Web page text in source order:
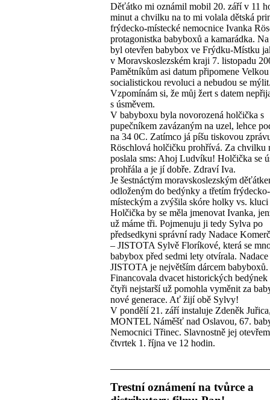
Děťátko mi oznámil mobil 20. září v 11
minut a chvilku na to mi volala dětská
frýdecko-místecké nemocnice Ivanka
protagonistka babyboxů a kamarádka.
byl otevřen babybox ve Frýdku-Místku
v Moravskoslezském kraji 7. listopadu
Pamětníkům asi datum připomene
socialistickou revoluci a nebudou se
Vzpomínám si, že můj žert s datem
s úsměvem.
V babyboxu byla novorozená holčička s
pupečníkem zavázaným na uzel, lehce
na 34 0C. Zatímco já píšu tiskovou
Röschlová holčičku prohřívá. Za chvilku
poslala sms: Ahoj Ludvíku! Holčička se
prohřála a je jí dobře. Zdraví Iva.
Je šestnáctým moravskoslezským
odloženým do bedýnky a třetím frýdecko-
místeckým a zvýšila skóre holky vs. kluci
Holčička by se měla jmenovat Ivanka,
už máme tři. Pojmenuju ji tedy Sylva po
předsedkyni správní rady Nadace
– JISTOTA Sylvě Floríkové, která se
babybox před sedmi lety otvírala. Nadace
JISTOTA je největším dárcem babyboxů.
Financovala dvacet historických bedýnek
čtyři nejstarší už pomohla vyměnit za
nové generace. Ať žijí obě Sylvy!
V pondělí 21. září instaluje Zdeněk
MONTEL Náměšť nad Oslavou, 67.
Nemocnici Třinec. Slavnostně jej
čtvrtek 1. října ve 12 hodin.
Trestní oznámení na tvůrce a